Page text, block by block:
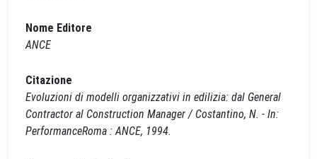
Nome Editore
ANCE
Citazione
Evoluzioni di modelli organizzativi in edilizia: dal General
Contractor al Construction Manager / Costantino, N. - In:
PerformanceRoma : ANCE, 1994.